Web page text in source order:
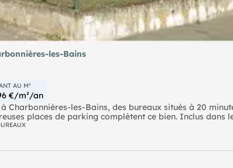
les-Bains
AU M²
€/m²/an
Charbonnières-les-Bains, des bureaux situés à 20
places de parking complètent ce bien. Inclus dans
à Louer - Charbonnières les Bains - 2 lots de 40 m² et
complètent ce bien. Inclus dans les charges: Eau,
Lignes 5 et 86